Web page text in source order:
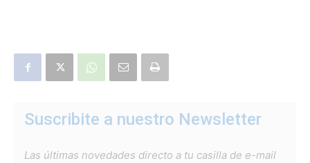
Suscribite a nuestro Newsletter
Las últimas novedades directo a tu casilla de e-mail